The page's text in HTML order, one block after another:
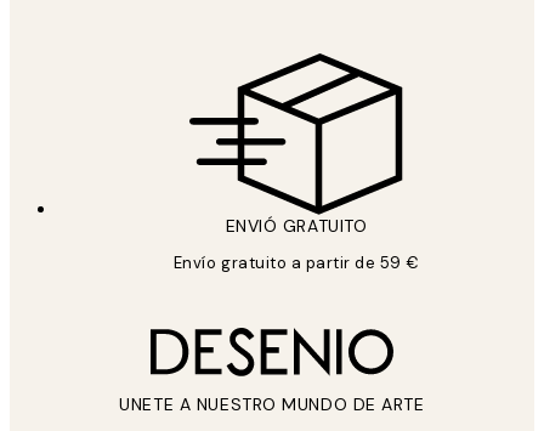
ENVIÓ GRATUITO
Envío gratuito a partir de 59 €
UNETE A NUESTRO MUNDO DE ARTE